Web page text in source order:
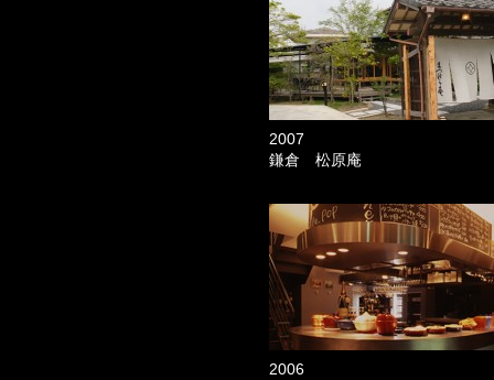
2007
鎌倉 松原庵
2006